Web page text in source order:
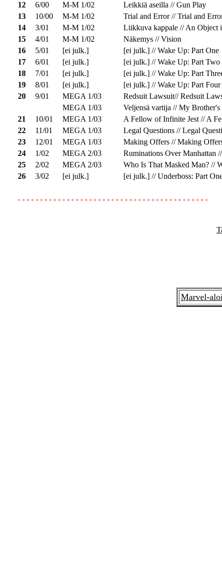
12
6/00 M-M 1/02
Leikkiä aseilla // Gun Play
13
10/00 M-M 1/02
Trial and Error // Trial and
14
3/01 M-M 1/02
Liikkuva kappale // An Object
15
4/01 M-M 1/02
Näkemys // Vision
16
5/01 [ei julk.]
[ei julk.] // Wake Up: Part One
17
6/01 [ei julk.]
[ei julk.] // Wake Up: Part Two
18
7/01 [ei julk.]
[ei julk.] // Wake Up: Part
19
8/01 [ei julk.]
[ei julk.] // Wake Up: Part Four
20
9/01 MEGA 1/03
Redsuit Lawsuit// Redsuit
MEGA 1/03
Veljensä vartija // My Brother's
21
10/01 MEGA 1/03
A Fellow of Infinite Jest // A
22
11/01 MEGA 1/03
Legal Questions // Legal
23
12/01 MEGA 1/03
Making Offers // Making
24
1/02 MEGA 2/03
Ruminations Over Manhattan
25
2/02 MEGA 2/03
Who Is That Masked Man? //
26
3/02 [ei julk.] [ei julk.] // Underboss: Part
- - - - - - - - - - - - - - - - - - - - - - - - - - - - - - - - - - - - - - - - - - -
Marvel-